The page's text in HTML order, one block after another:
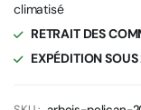
climatisé
RETRAIT DES
EXPÉDITION